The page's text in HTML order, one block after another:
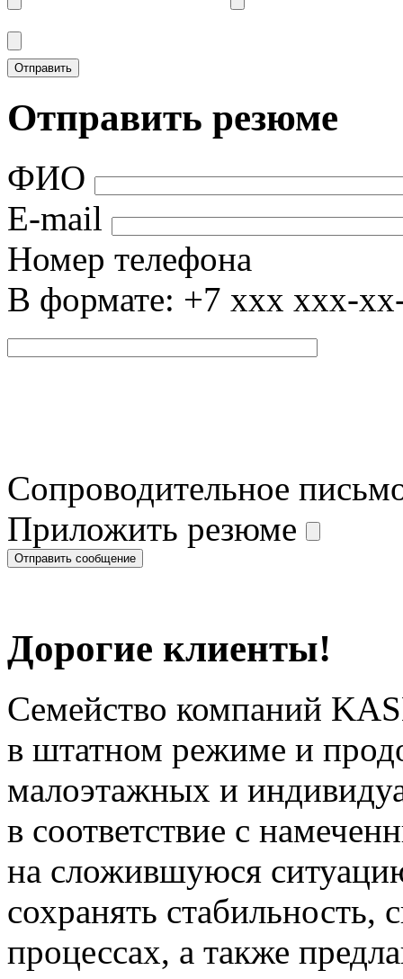
Отправить резюме
ФИО
E-mail
Номер телефона
В формате: +7 xxx xxx-
Сопроводительное
Приложить резюме
Дорогие клиенты!
Семейство компаний
в штатном режиме и
малоэтажных и
в соответствие с
на сложившуюся
сохранять стабильность,
процессах, а также